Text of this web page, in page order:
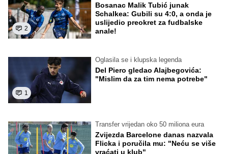
2
Bosanac Malik Tubić junak
Schalkea: Gubili su 4:0, a onda je
uslijedio preokret za fudbalske
anale!
1
Oglasila se i klupska legenda
Del Piero gledao Alajbegovića:
"Mislim da za tim nema potrebe"
Transfer vrijedan oko 50 miliona eura
Zvijezda Barcelone danas nazvala
Flicka i poručila mu: "Neću se više
vraćati u klub"